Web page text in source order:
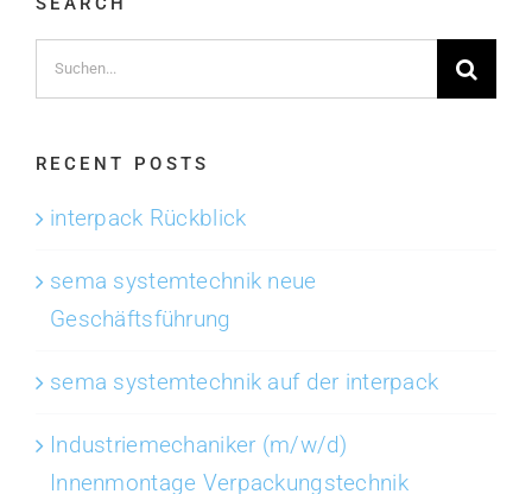
Suche
nach:
RECENT POSTS
interpack Rückblick
sema systemtechnik neue
Geschäftsführung
sema systemtechnik auf der interpack
Industriemechaniker (m/w/d)
Innenmontage Verpackungstechnik